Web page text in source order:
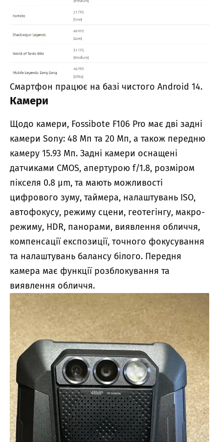
Смартфон працює на базі чистого Android 14.
Камери
Щодо камери, Fossibote F106 Pro має дві задні
камери Sony: 48 Мп та 20 Мп, а також передню
камеру 15.93 Мп. Задні камери оснащені
датчиками CMOS, апертурою f/1.8, розміром
пікселя 0.8 µm, та мають можливості
цифрового зуму, таймера, налаштувань ISO,
автофокусу, режиму сцени, геотегінгу, макро-
режиму, HDR, панорами, виявлення обличчя,
компенсації експозиції, точного фокусування
та налаштувань балансу білого. Передня
камера має функції розблокування та
виявлення обличчя.